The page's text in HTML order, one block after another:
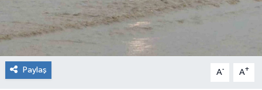
Paylaş A- A+